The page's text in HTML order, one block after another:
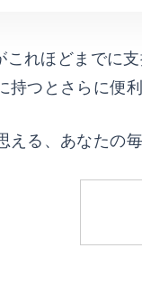
これほどまでに
つとさらに便
える、あなたの